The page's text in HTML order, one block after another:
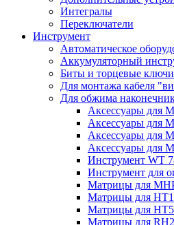
Интегралы
Переключатели
Инструмент
Автоматическое
Аккумуляторный
Биты и торцевые ключи
Для монтажа кабеля
Для обжима
Аксессуары для
Аксессуары для
Аксессуары для
Аксессуары для
Инструмент WT
Инструмент для
Матрицы для
Матрицы для
Матрицы для
Матрицы для